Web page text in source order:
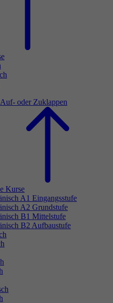
Auf- oder Zuklappen
Kurse
A1 Eingangsstufe
A2 Grundstufe
B1 Mittelstufe
B2 Aufbaustufe